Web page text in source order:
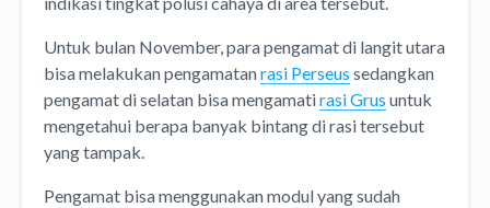
Untuk bulan November, para pengamat di langit utara
bisa melakukan pengamatanrasi Perseus sedangkan
pengamat di selatan bisa mengamatirasi Grus untuk
mengetahui berapa banyak bintang di rasi tersebut
yang tampak.
Pengamat bisa menggunakan modul yang sudah